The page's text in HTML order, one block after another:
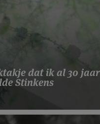
dat ik al 30 jaar
Stinkens